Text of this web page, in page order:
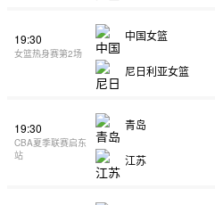
19:30
女篮热身赛第2场
中国女篮
尼日利亚女篮
19:30
CBA夏季联赛启东
站
青岛
江苏